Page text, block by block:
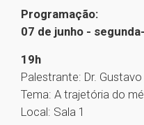
Programação:
07 de junho -
19h
Palestrante: Dr.
Tema: A trajetória do
Local: Sala 1